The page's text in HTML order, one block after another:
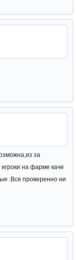
за
на фарме каче
.Все проверенно ни